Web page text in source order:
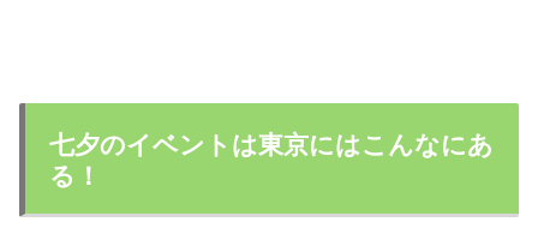
七夕のイベントは東京にはこんなにあ
る！